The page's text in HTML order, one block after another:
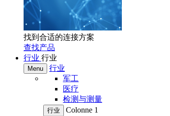
找到合适的连接方案
查找产品
行业 行业
Menu
行业
军工
医疗
检测与测量
行业
Colonne 1